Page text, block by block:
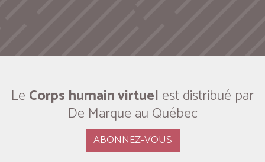
Le Corps humain virtuel est distribué par
De Marque au Québec
ABONNEZ-VOUS